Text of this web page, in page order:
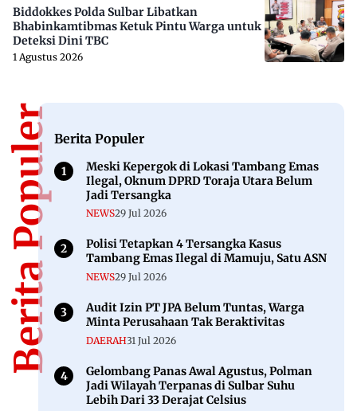
Biddokkes Polda Sulbar Libatkan
Bhabinkamtibmas Ketuk Pintu Warga untuk
Deteksi Dini TBC
1 Agustus 2026
Berita PopulerBerita Populer
Meski Kepergok di Lokasi Tambang Emas
Ilegal, Oknum DPRD Toraja Utara Belum
Jadi Tersangka
NEWS29 Jul 2026
Polisi Tetapkan 4 Tersangka Kasus
Tambang Emas Ilegal di Mamuju, Satu ASN
NEWS29 Jul 2026
Audit Izin PT JPA Belum Tuntas, Warga
Minta Perusahaan Tak Beraktivitas
DAERAH31 Jul 2026
Gelombang Panas Awal Agustus, Polman
Jadi Wilayah Terpanas di Sulbar Suhu
Lebih Dari 33 Derajat Celsius